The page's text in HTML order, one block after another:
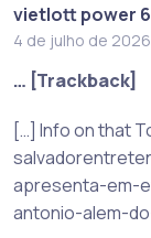
vietlott power
4 de julho de 2026
… [Trackback]
[…] Info on that
apresenta-em-
antonio-alem-